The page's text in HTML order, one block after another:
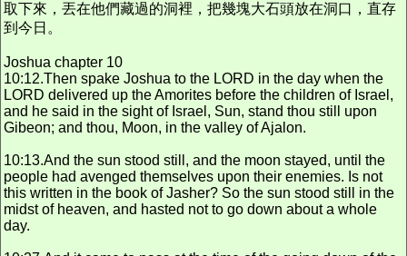
取下來，丟在他們藏過的洞裡，把幾塊大石頭放在洞口，直存
到今日。
Joshua chapter 10
10:12.Then spake Joshua to the LORD in the day when the
LORD delivered up the Amorites before the children of Israel,
and he said in the sight of Israel, Sun, stand thou still upon
Gibeon; and thou, Moon, in the valley of Ajalon.
10:13.And the sun stood still, and the moon stayed, until the
people had avenged themselves upon their enemies. Is not
this written in the book of Jasher? So the sun stood still in the
midst of heaven, and hasted not to go down about a whole
day.